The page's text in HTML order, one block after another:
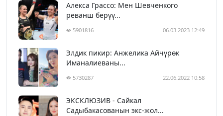
Алекса Грассо: Мен Шевченкого
реванш берүү...
5901816 06.03.2023 12:49
Элдик пикир: Анжелика Айчүрөк
Иманалиеваны...
5730287 22.06.2022 10:58
ЭКСКЛЮЗИВ - Сайкал
Садыбакасованын экс-жол...